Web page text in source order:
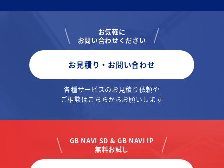
お気軽に
お問い合わせください
お見積り・お問い合わせ
各種サービスのお見積り依頼や
ご相談はこちらからお願いします
GB NAVI SD & GB NAVI IP
無料お試し